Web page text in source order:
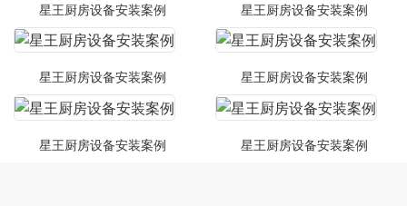
星王厨房设备安装案例 星王厨房设备安装案例
星王厨房设备安装案例 星王厨房设备安装案例
星王厨房设备安装案例 星王厨房设备安装案例